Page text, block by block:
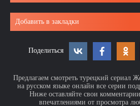
Добавить в закладки
Поделиться
Предлагаем смотреть турецкий сериал
на русском языке онлайн все серии
Ниже оставляйте свои
впечатлениями от просмотра